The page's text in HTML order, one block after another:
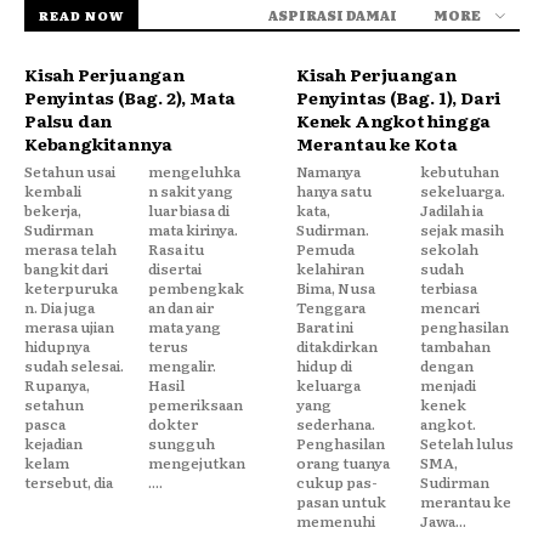
READ NOW ASPIRASI DAMAI MORE
Kisah Perjuangan
Penyintas (Bag. 2), Mata
Palsu dan
Kebangkitannya
Setahun usai
kembali
bekerja,
Sudirman
merasa telah
bangkit dari
keterpuruka
n. Dia juga
merasa ujian
hidupnya
sudah selesai.
Rupanya,
setahun
pasca
kejadian
kelam
tersebut, dia
mengeluhka
n sakit yang
luar biasa di
mata kirinya.
Rasa itu
disertai
pembengkak
an dan air
mata yang
terus
mengalir.
Hasil
pemeriksaan
dokter
sungguh
mengejutkan
....
Kisah Perjuangan
Penyintas (Bag. 1), Dari
Kenek Angkot hingga
Merantau ke Kota
Namanya
hanya satu
kata,
Sudirman.
Pemuda
kelahiran
Bima, Nusa
Tenggara
Barat ini
ditakdirkan
hidup di
keluarga
yang
sederhana.
Penghasilan
orang tuanya
cukup pas-
pasan untuk
memenuhi
kebutuhan
sekeluarga.
Jadilah ia
sejak masih
sekolah
sudah
terbiasa
mencari
penghasilan
tambahan
dengan
menjadi
kenek
angkot.
Setelah lulus
SMA,
Sudirman
merantau ke
Jawa...